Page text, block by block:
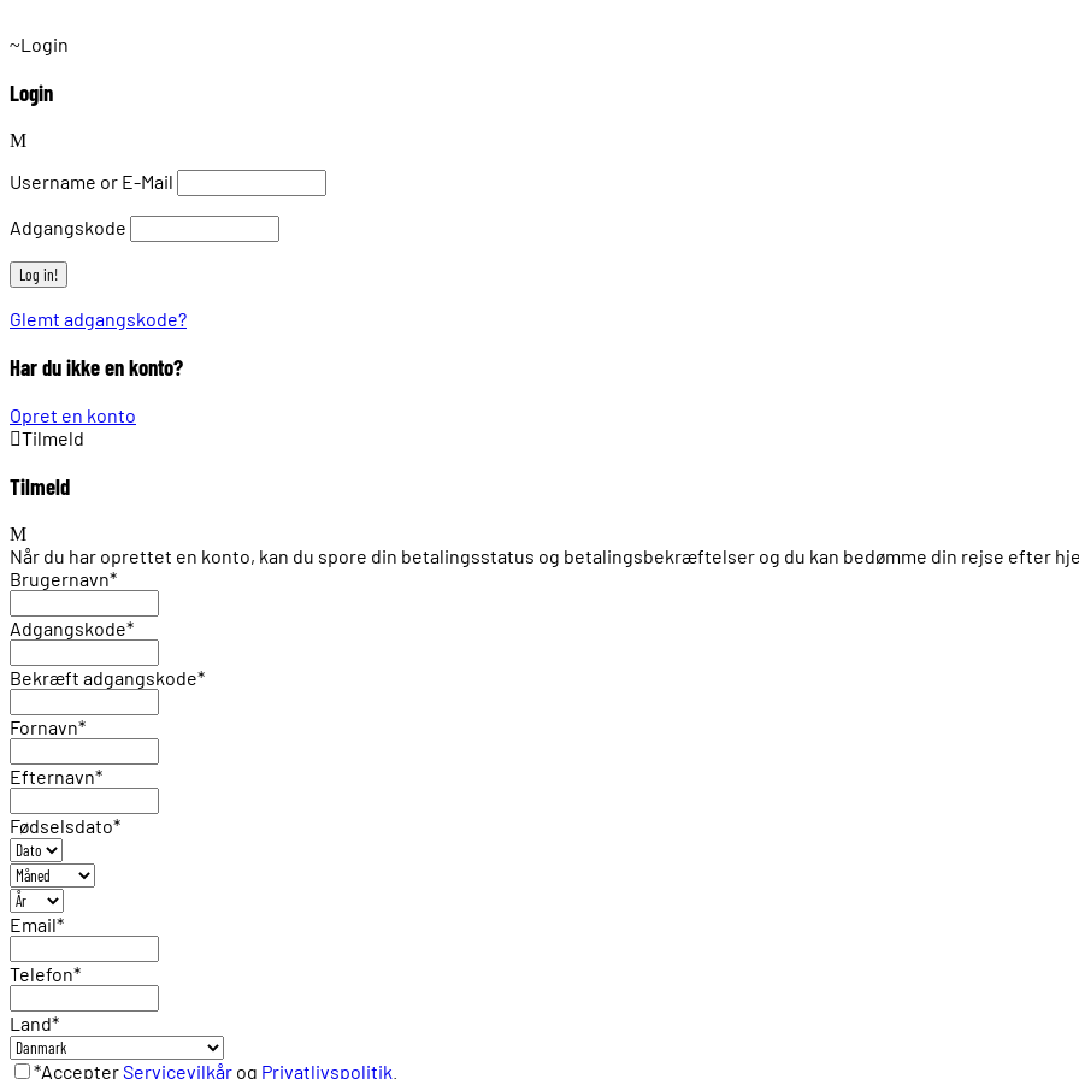
Login
Login
Username or E-Mail
Adgangskode
Glemt adgangskode?
Har du ikke en konto?
Opret en konto
Tilmeld
Tilmeld
Når du har oprettet en konto, kan du spore din betalingsstatus og betalingsbekræftelser og du kan bedømme din rejse efter
Brugernavn*
Adgangskode*
Bekræft adgangskode*
Fornavn*
Efternavn*
Fødselsdato*
Email*
Telefon*
Land*
*AccepterServicevilkår og Privatlivspolitik